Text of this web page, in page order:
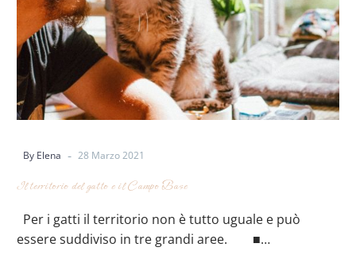
By Elena - 28 Marzo 2021
Il territorio del gatto e il Campo Base
Per i gatti il territorio non è tutto uguale e può
essere suddiviso in tre grandi aree.⠀ ⠀ ■…